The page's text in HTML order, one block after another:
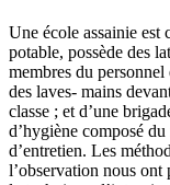
Une école assainie est
potable, possède des
membres du
des laves- mains
classe ; et d’une
d’hygiène composé
d’entretien. Les
l’observation nous ont